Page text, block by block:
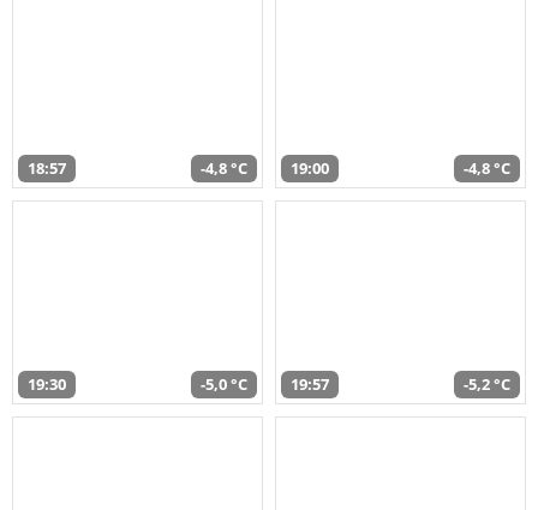
18:57 -4,8 °C 19:00 -4,8 °C
19:30 -5,0 °C 19:57 -5,2 °C